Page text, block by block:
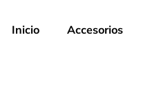
Inicio Accesorios